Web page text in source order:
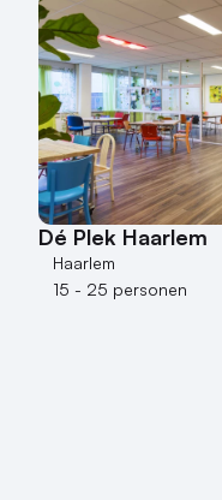
Dé Plek Haarlem
Haarlem
15 - 25 personen